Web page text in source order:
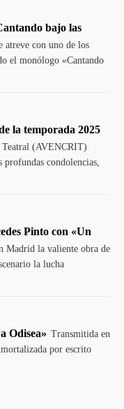
bajo las
atreve con uno de los
el monólogo «Cantando
la temporada 2025
Teatral (AVENCRIT)
profundas condolencias,
Pinto con «Un
Madrid la valiente obra de
la lucha
Odisea» Transmitida en
por escrito